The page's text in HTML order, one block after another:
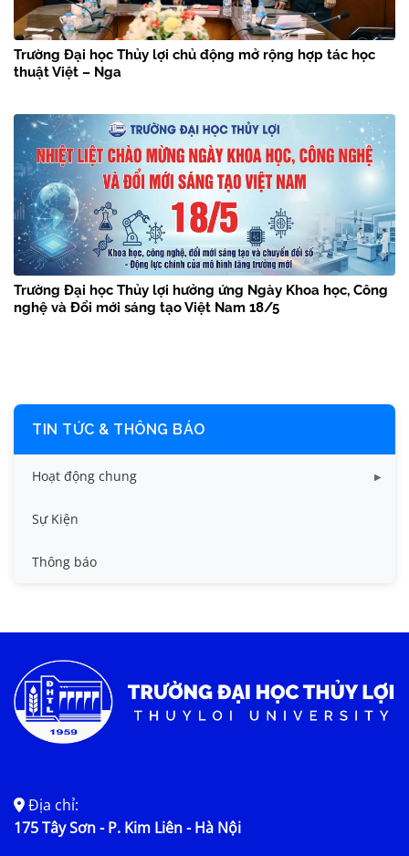
Trường Đại học Thủy lợi chủ động mở rộng hợp tác học
thuật Việt – Nga
Trường Đại học Thủy lợi hưởng ứng Ngày Khoa học, Công
nghệ và Đổi mới sáng tạo Việt Nam 18/5
TIN TỨC & THÔNG BÁO
Hoạt động chung
Tin công tác sinh viên
Tin đào tạo
Tin tức chung
Sự Kiện
Thông báo
Địa chỉ:
175 Tây Sơn - P. Kim Liên - Hà Nội